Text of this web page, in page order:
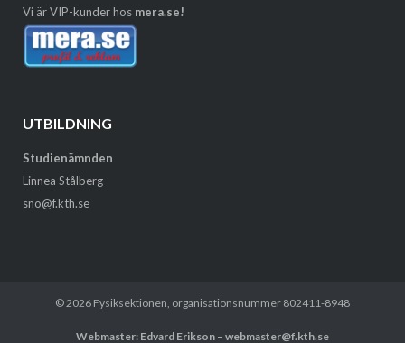
Vi är VIP-kunder hos mera.se!
UTBILDNING
Studienämnden
Linnea Stålberg
sno@f.kth.se
© 2026 Fysiksektionen , organisationsnummer 802411-8948
Webmaster: Edvard Erikson – webmaster@f.kth.se